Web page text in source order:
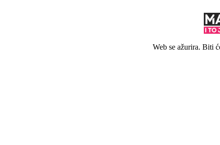
Web se ažurira. Biti